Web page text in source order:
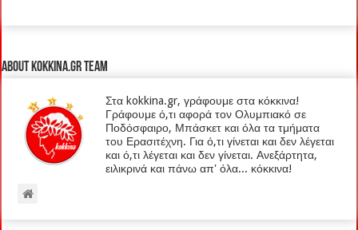
About kokkina.gr TEAM
Στα kokkina.gr, γράφουμε στα κόκκινα!
Γράφουμε ό,τι αφορά τον Ολυμπιακό σε
Ποδόσφαιρο, Μπάσκετ και όλα τα τμήματα
του Ερασιτέχνη. Για ό,τι γίνεται και δεν λέγεται
και ό,τι λέγεται και δεν γίνεται. Ανεξάρτητα,
ειλικρινά και πάνω απ' όλα... κόκκινα!